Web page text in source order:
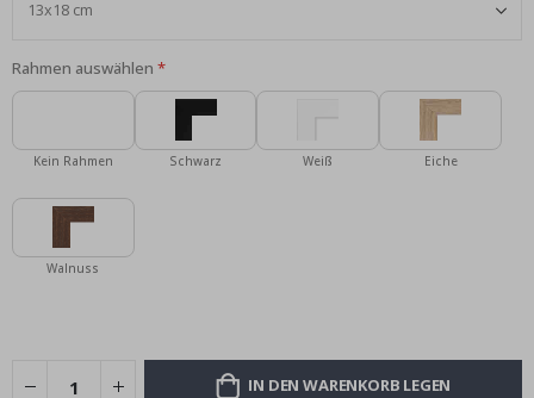
Rahmen auswählen
Kein Rahmen Schwarz Weiß Eiche
Walnuss
IN DEN WARENKORB LEGEN